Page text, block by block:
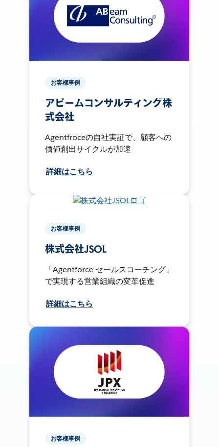
お客様事例
アビームコンサルティング株
式会社
Agentfroceの自社実証で、顧客への
価値創出サイクルが加速
詳細はこちら
お客様事例
株式会社JSOL
「Agentforce セールスコーチング」
で実現する営業組織の変革促進
詳細はこちら
お客様事例